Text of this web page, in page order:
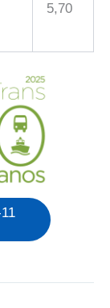
5,70